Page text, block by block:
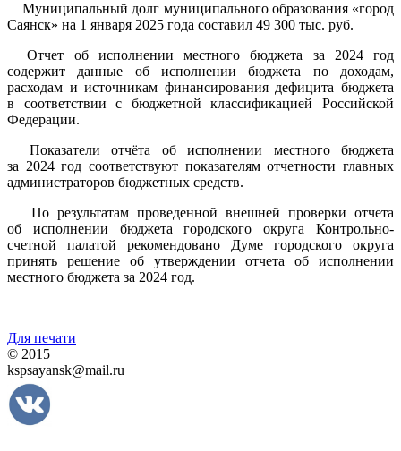
Муниципальный долг муниципального образования «город
Саянск» на 1 января 2025 года составил 49 300 тыс. руб.
Отчет об исполнении местного бюджета за 2024 год
содержит данные об исполнении бюджета по доходам,
расходам и источникам финансирования дефицита бюджета
в соответствии с бюджетной классификацией Российской
Федерации.
Показатели отчёта об исполнении местного бюджета
за 2024 год соответствуют показателям отчетности главных
администраторов бюджетных средств.
По результатам проведенной внешней проверки отчета
об исполнении бюджета городского округа Контрольно-
счетной палатой рекомендовано Думе городского округа
принять решение об утверждении отчета об исполнении
местного бюджета за 2024 год.
Для печати
© 2015
kspsayansk@mail.ru